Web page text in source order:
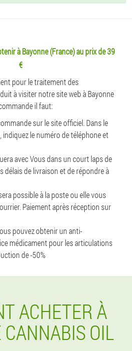
à Bayonne (France) au prix de 39
€
pour le traitement des
à visiter notre site web à Bayonne
il faut:
sur le site officiel. Dans le
le numéro de téléphone et
avec Vous dans un court laps de
délais de livraison et de répondre à
possible à la poste ou elle vous
Paiement après réception sur
pouvez obtenir un anti-
médicament pour les articulations
de -50%
ACHETER À
CANNABIS OIL